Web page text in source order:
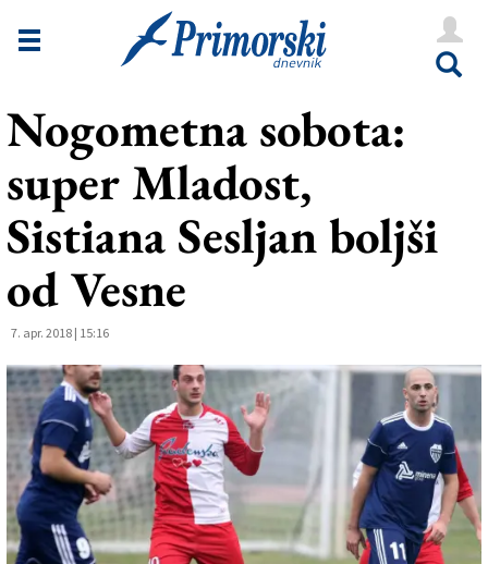
Novice
Goriška
Kultura
Šport
Še
Vreme
Uredništvo
Oglasi
Založnik
Zadruga PD
Nogometna sobota:
super Mladost,
Sistiana Sesljan boljši
od Vesne
7. apr. 2018 | 15:16